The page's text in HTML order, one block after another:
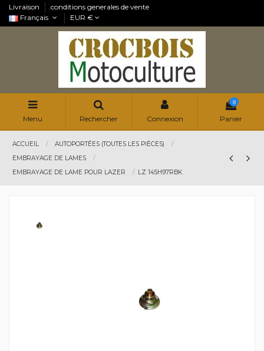
Livraison
conditions generales de vente
Français
EUR €
Menu Rechercher Connexion
0
Panier
ACCUEIL
AUTOPORTÉES (TOUTES LES PIÈCES)
EMBRAYAGE DE LAMES
EMBRAYAGE DE LAME POUR LAZER
LZ 145H97RBK